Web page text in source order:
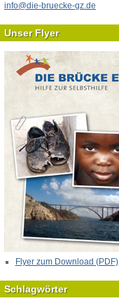
info@die-bruecke-gz.de
Unser Flyer
Flyer zum Download (PDF)
Schlagwörter